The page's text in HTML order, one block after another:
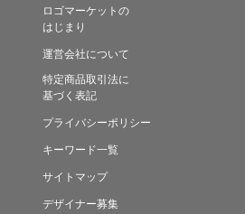
ロゴマーケットの
はじまり
運営会社について
特定商品取引法に
基づく表記
プライバシーポリシー
キーワード一覧
サイトマップ
デザイナー募集